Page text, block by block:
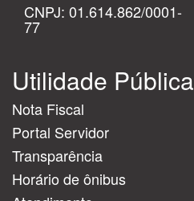
CNPJ: 01.614.862/0001-
77
Utilidade Pública
Nota Fiscal
Portal Servidor
Transparência
Horário de ônibus